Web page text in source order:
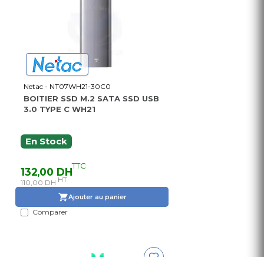
Netac - NT07WH21-30C0
BOITIER SSD M.2 SATA SSD USB
3.0 TYPE C WH21
En Stock
132,00 DHTTC
110,00 DH HT
Ajouter au panier
Comparer